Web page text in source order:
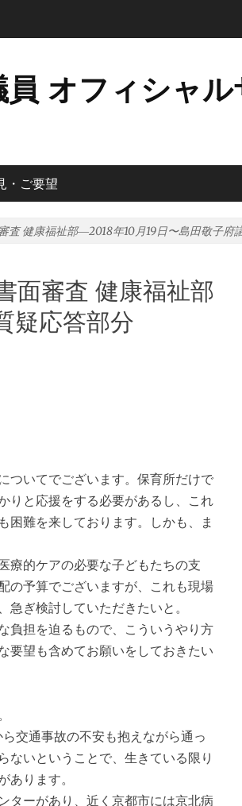
オフィシャ
・ご要望
査 健康福祉部―2018年10月19日〜島田敬子府
面審査 健康福祉部
疑応答部分
ついてでございます。保育所だけで
りと応援をする必要があるし、これ
困難を来しております。しかも、ま
療的ケアの必要な子どもたちの支
の予算でございますが、これも現場
ぎ検討していただきたいと。
負担を迫るもので、こういうやり方
要望も含めてお願いをしておきたい
交通事故の不安も抱えながら通っ
ないということで、生きている限り
ります。
ターがあり、近く京都市には京北病